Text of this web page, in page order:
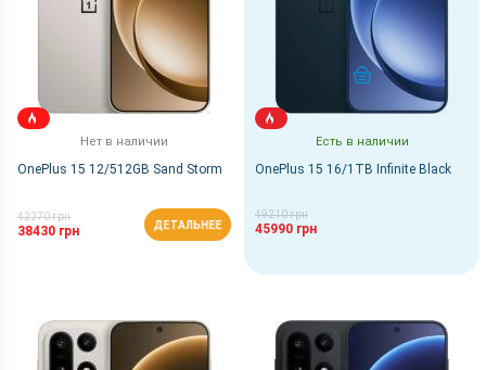
Нет в наличии
OnePlus 15 12/512GB Sand Storm
42270 грн
38430 грн ДЕТАЛЬНЕЕ
Есть в наличии
OnePlus 15 16/1TB Infinite Black
49210 грн
45990 грн
КУПИТЬ